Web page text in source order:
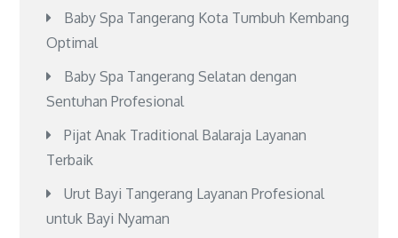
Baby Spa Tangerang Kota Tumbuh Kembang
Optimal
Baby Spa Tangerang Selatan dengan
Sentuhan Profesional
Pijat Anak Traditional Balaraja Layanan
Terbaik
Urut Bayi Tangerang Layanan Profesional
untuk Bayi Nyaman